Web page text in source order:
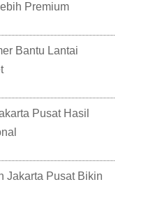
Premium
Bantu Lantai
Pusat Hasil
Jakarta Pusat Bikin